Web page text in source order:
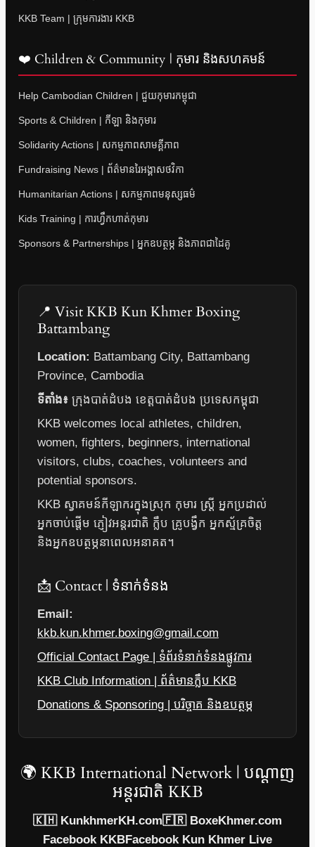
KKB Team | ក្រុមការងារ KKB
❤️ Children & Community | កុមារ និងសហគមន៍
Help Cambodian Children | ជួយកុមារកម្ពុជា
Sports & Children | កីឡា និងកុមារ
Solidarity Actions | សកម្មភាពសាមគ្គីភាព
Fundraising News | ព័ត៌មានរៃអង្គាសថវិកា
Humanitarian Actions | សកម្មភាពមនុស្សធម៌
Kids Training | ការហ្វឹកហាត់កុមារ
Sponsors & Partnerships | អ្នកឧបត្ថម្ភ និងភាពជាដៃគូ
📍 Visit KKB Kun Khmer Boxing
Battambang
Location: Battambang City, Battambang
Province, Cambodia
ទីតាំង៖ ក្រុងបាត់ដំបង ខេត្តបាត់ដំបង ប្រទេសកម្ពុជា
KKB welcomes local athletes, children,
women, fighters, beginners, international
visitors, clubs, coaches, volunteers and
potential sponsors.
KKB ស្វាគមន៍កីឡាករក្នុងស្រុក កុមារ ស្ត្រី អ្នកប្រដាល់
អ្នកចាប់ផ្តើម ភ្ញៀវអន្តរជាតិ ក្លឹប គ្រូបង្វឹក អ្នកស្ម័គ្រចិត្ត
និងអ្នកឧបត្ថម្ភនាពេលអនាគត។
📩 Contact | ទំនាក់ទំនង
Email:
kkb.kun.khmer.boxing@gmail.com
Official Contact Page | ទំព័រទំនាក់ទំនងផ្លូវការ
KKB Club Information | ព័ត៌មានក្លឹប KKB
Donations & Sponsoring | បរិច្ចាគ និងឧបត្ថម្ភ
🌍 KKB International Network | បណ្តាញ
អន្តរជាតិ KKB
🇰🇭 KunkhmerKH.com🇫🇷 BoxeKhmer.com
Facebook KKBFacebook Kun Khmer Live